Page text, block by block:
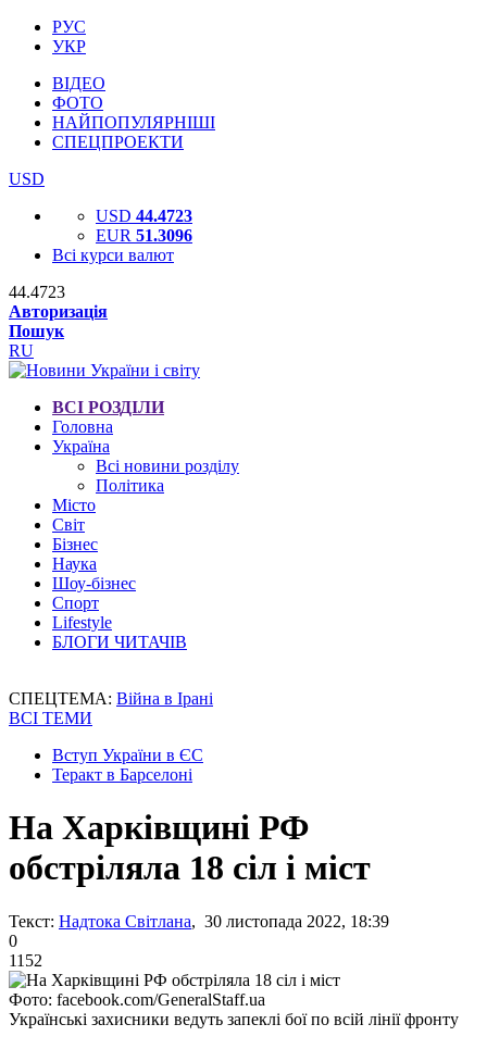
РУС
УКР
ВІДЕО
ФОТО
НАЙПОПУЛЯРНІШІ
СПЕЦПРОЕКТИ
USD
USD 44.4723
EUR 51.3096
Всі курси валют
44.4723
Авторизація
Пошук
RU
ВСІ РОЗДІЛИ
Головна
Україна
Всі новини розділу
Політика
Місто
Світ
Бізнес
Наука
Шоу-бізнес
Спорт
Lifestyle
БЛОГИ ЧИТАЧІВ
СПЕЦТЕМА: Війна в Ірані
ВСІ ТЕМИ
Вступ України в ЄС
Теракт в Барселоні
На Харківщині РФ
обстріляла 18 сіл і міст
Текст: Надтока Світлана, 30 листопада 2022, 18:39
0
1152
Фото: facebook.com/GeneralStaff.ua
Українські захисники ведуть запеклі бої по всій лінії фронту